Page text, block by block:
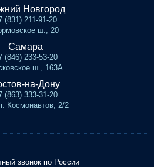
Новгород
(831) 211-91-20
ш., 20
Самара
(846) 233-53-20
ш., 163А
на-Дону
(863) 333-31-20
Космонавтов, 2/2
звонок по России